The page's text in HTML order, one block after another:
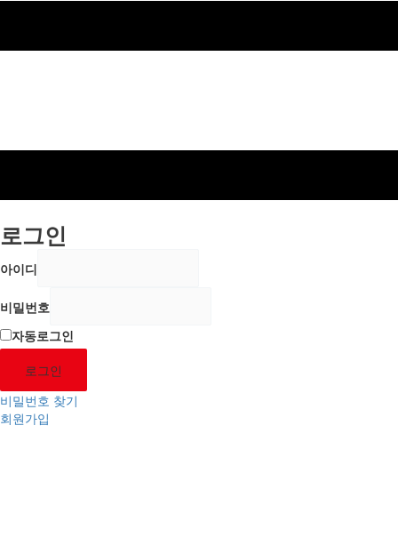
로그인
아이디
비밀번호
자동로그인
로그인
비밀번호 찾기
회원가입